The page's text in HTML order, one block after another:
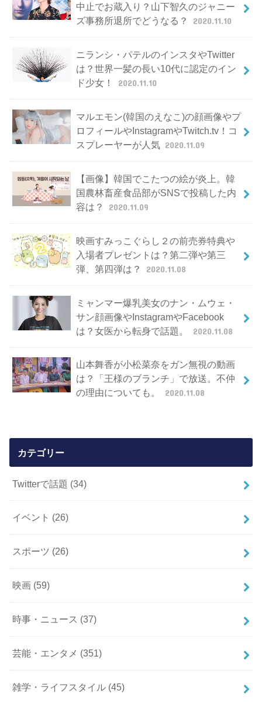
中止でお蔵入り？山下智久のジャニー
ズ事務所退所でどうなる？
2020.11.10
ニランシ・パテルのインスタやTwitter
は？世界一髪の長い10代に認定のイン
ド少女！
2020.11.10
マルエモン(韓国のえなこ)の顔画像やプ
ロフィールやInstagramやTwitch.tv！コ
スプレーヤーが人気 2020.11.09
【画像】韓国でこたつの絵が炎上。韓
国農林畜産食品部がSNSで投稿した内
容は？
2020.11.09
映画すみっこぐらし２の前売券特典や
入場者プレゼントは？第二弾や第三
弾、第四弾は？
2020.11.08
ミャンマー爆乳美女のナン・ムウェ・
サン顔画像やInstagramやFacebook
は？女医から転身で話題。
2020.11.08
山本舞香が小松菜奈をガン無視の動画
は？「王様のブランチ」で放送。不仲
の理由についても。
2020.11.08
カテゴリー
Twitterで話題 (34)
イベント (26)
スポーツ (26)
映画 (59)
時事・ニュース (37)
芸能・エンタメ (351)
雑学・ライフスタイル (45)